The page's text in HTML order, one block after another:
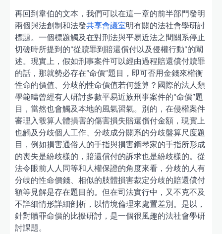
再回到韋伯的文本，我們可以在這一章的前半部門發明
兩個與法創制和法發共享會議室明有關的法社會學研討
標題。一個標題觸及在對刑法與平易近法之間關系停止
切磋時所提到的“從贖罪到賠還償付以及侵權行動”的闡
述。現實上，假如刑事案件可以經由過程賠還償付贖罪
的話，那就勢必存在“命價”題目，即可否用金錢來權衡
性命的價值、分歧的性命價值若何盤算？國際的法人類
學範疇曾經有人研討多數平易近族刑事案件的“命價”題
目，當然也會觸及本地的風氣習氣。別的，在侵權案件
審理入彀算人體損害的傷害損失賠還償付金額，現實上
也觸及分歧個人工作、分歧成分關系的分歧盤算尺度題
目，例如損害通俗人的手指與損害鋼琴家的手指所形成
的喪失是紛歧樣的，賠還償付的訴求也是紛歧樣的。從
法令眼前人人同等和人權保證的角度來看，分歧的人有
分歧的性命價錢、相似的肢體損害裁定分歧的賠還償付
額等見解是存在題目的。但在司法實行中，又不克不及
不詳細情形詳細剖析，以情境倫理來處置差別。是以，
針對贖罪命價的比擬研討，是一個很風趣的法社會學研
討課題。